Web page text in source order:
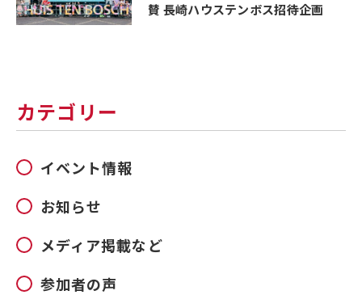
賛 長崎ハウステンボス招待企画
カテゴリー
イベント情報
お知らせ
メディア掲載など
参加者の声